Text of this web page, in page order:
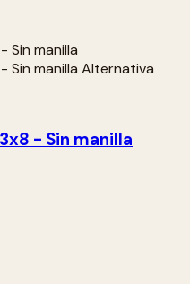
- Sin manilla